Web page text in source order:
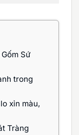
Sứ
trong
xỉn màu,
Tràng